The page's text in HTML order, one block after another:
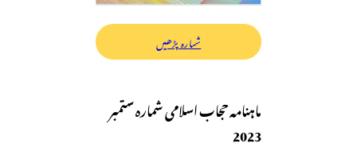
شمارہ پڑھیں
ماہنامہ حجاب اسلامی شمارہ ستمبر
2023